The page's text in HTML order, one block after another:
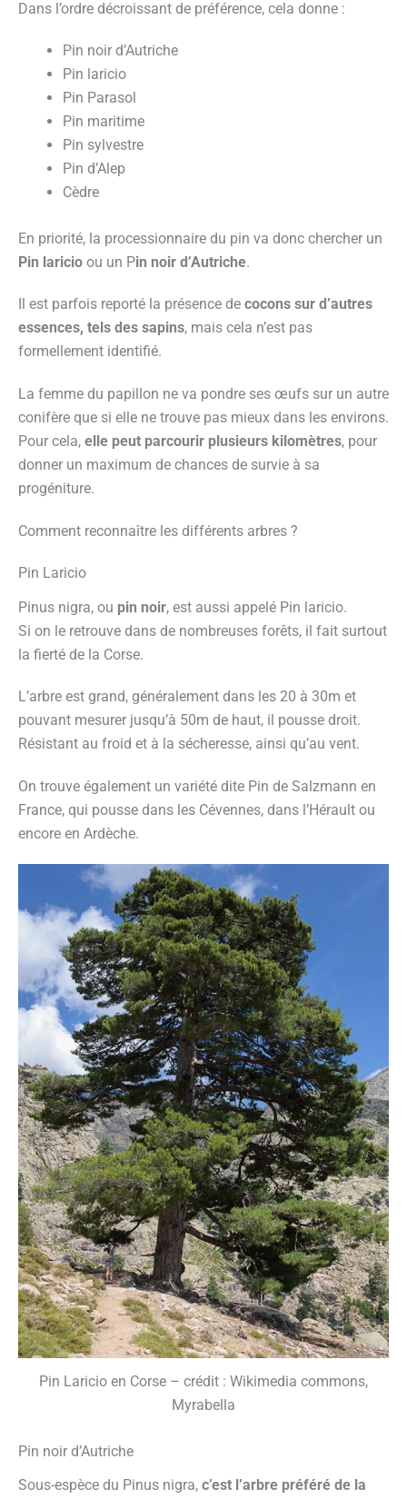
Dans l’ordre décroissant de préférence, cela donne :
Pin noir d’Autriche
Pin laricio
Pin Parasol
Pin maritime
Pin sylvestre
Pin d’Alep
Cèdre
En priorité, la processionnaire du pin va donc chercher un
Pin laricio ou un Pin noir d’Autriche.
Il est parfois reporté la présence de cocons sur d’autres
essences, tels des sapins, mais cela n’est pas
formellement identifié.
La femme du papillon ne va pondre ses œufs sur un autre
conifère que si elle ne trouve pas mieux dans les environs.
Pour cela, elle peut parcourir plusieurs kilomètres, pour
donner un maximum de chances de survie à sa
progéniture.
Comment reconnaître les différents arbres ?
Pin Laricio
Pinus nigra, ou pin noir, est aussi appelé Pin laricio.
Si on le retrouve dans de nombreuses forêts, il fait surtout
la fierté de la Corse.
L’arbre est grand, généralement dans les 20 à 30m et
pouvant mesurer jusqu’à 50m de haut, il pousse droit.
Résistant au froid et à la sécheresse, ainsi qu’au vent.
On trouve également un variété dite Pin de Salzmann en
France, qui pousse dans les Cévennes, dans l’Hérault ou
encore en Ardèche.
Pin Laricio en Corse – crédit : Wikimedia commons,
Myrabella
Pin noir d’Autriche
Sous-espèce du Pinus nigra, c’est l’arbre préféré de la